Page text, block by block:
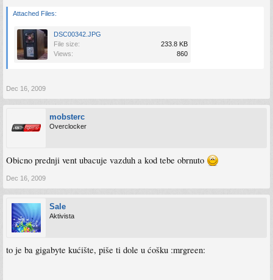
Attached Files:
DSC00342.JPG
File size:
233.8 KB
Views:
860
Dec 16, 2009
mobsterc
Overclocker
Obicno prednji vent ubacuje vazduh a kod tebe obrnuto
Dec 16, 2009
Sale
Aktivista
to je ba gigabyte kućište, piše ti dole u ćošku :mrgreen: